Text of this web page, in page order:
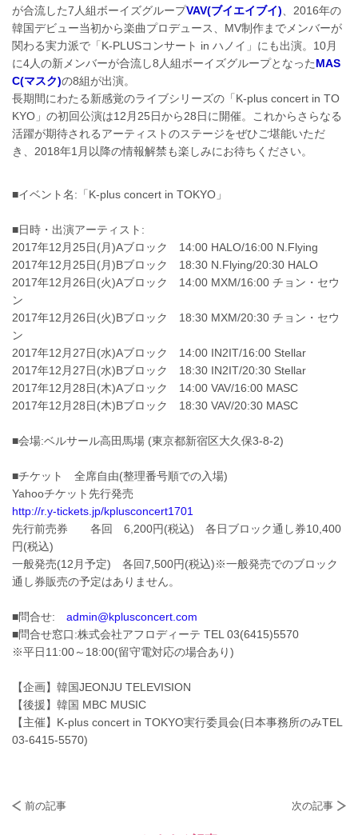
が合流した7人組ボーイズグループVAV(ブイエイブイ) 、2016年の
韓国デビュー当初から楽曲プロデュース、MV制作までメンバーが
関わる実力派で「K-PLUSコンサート in ハノイ」にも出演。10月
に4人の新メンバーが合流し8人組ボーイズグループとなったMAS
C(マスク)の8組が出演。
長期間にわたる新感覚のライブシリーズの「K-plus concert in TO
KYO」の初回公演は12月25日から28日に開催。これからさらなる
活躍が期待されるアーティストのステージをぜひご堪能いただ
き、2018年1月以降の情報解禁も楽しみにお待ちください。
■イベント名:「K-plus concert in TOKYO」
■日時・出演アーティスト:
2017年12月25日(月)Aブロック 14:00 HALO/16:00 N.Flying
2017年12月25日(月)Bブロック 18:30 N.Flying/20:30 HALO
2017年12月26日(火)Aブロック 14:00 MXM/16:00 チョン・セウ
ン
2017年12月26日(火)Bブロック 18:30 MXM/20:30 チョン・セウ
ン
2017年12月27日(水)Aブロック 14:00 IN2IT/16:00 Stellar
2017年12月27日(水)Bブロック 18:30 IN2IT/20:30 Stellar
2017年12月28日(木)Aブロック 14:00 VAV/16:00 MASC
2017年12月28日(木)Bブロック 18:30 VAV/20:30 MASC
■会場:ベルサール高田馬場 (東京都新宿区大久保3-8-2)
■チケット 全席自由(整理番号順での入場)
Yahooチケット先行発売
http://r.y-tickets.jp/kplusconcert1701
先行前売券 各回 6,200円(税込) 各日ブロック通し券10,400
円(税込)
一般発売(12月予定) 各回7,500円(税込)※一般発売でのブロック
通し券販売の予定はありません。
■問合せ: admin@kplusconcert.com
■問合せ窓口:株式会社アフロディーテ TEL 03(6415)5570
※平日11:00～18:00(留守電対応の場合あり)
【企画】韓国JEONJU TELEVISION
【後援】韓国 MBC MUSIC
【主催】K-plus concert in TOKYO実行委員会(日本事務所のみTEL
03-6415-5570)
前の記事 次の記事